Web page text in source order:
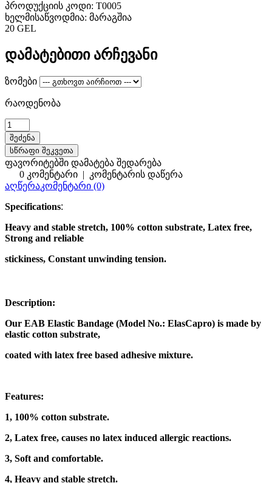
პროდუქციის კოდი: T0005
ხელმისაწვოდმია: მარაგშია
20 GEL
დამატებითი არჩევანი
ზომები
რაოდენობა
სწრაფი შეკვეთა
ფავორიტებში დამატება შედარება
0 კომენტარი | კომენტარის დაწერა
აღწერაკომენტარი (0)
Specifications:
Heavy and stable stretch, 100% cotton substrate, Latex free,
Strong and reliable
stickiness, Constant unwinding tension.
Description:
Our EAB Elastic Bandage (Model No.: ElasCapro) is made by
elastic cotton substrate,
coated with latex free based adhesive mixture.
Features:
1, 100% cotton substrate.
2, Latex free, causes no latex induced allergic reactions.
3, Soft and comfortable.
4, Heavy and stable stretch.